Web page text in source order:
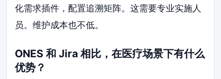
化需求插件，配置追溯矩阵。这需要专业实施人
员。维护成本也不低。
ONES 和 Jira 相比，在医疗场景下有什么
优势？